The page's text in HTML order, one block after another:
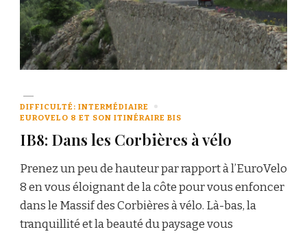
DIFFICULTÉ: INTERMÉDIAIRE
EUROVELO 8 ET SON ITINÉRAIRE BIS
IB8: Dans les Corbières à vélo
Prenez un peu de hauteur par rapport à l’EuroVelo
8 en vous éloignant de la côte pour vous enfoncer
dans le Massif des Corbières à vélo. Là-bas, la
tranquillité et la beauté du paysage vous